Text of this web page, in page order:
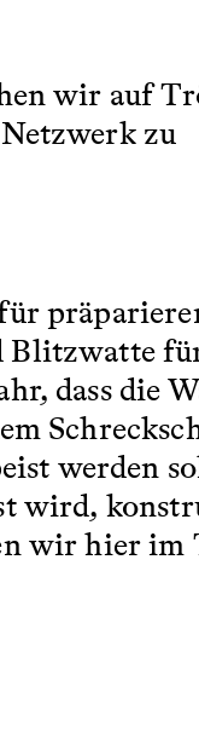
wir auf
zu
Blitzwatte
dass die
werden
wird,
wir hier im